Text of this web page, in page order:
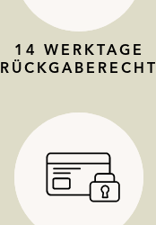
14 WERKTAGE
RÜCKGABERECHT